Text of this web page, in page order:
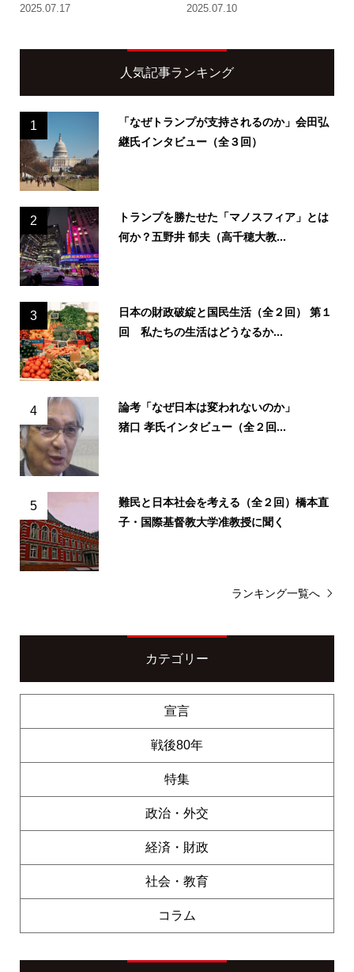
2025.07.17 2025.07.10
人気記事ランキング
1
「なぜトランプが支持されるのか」会田弘
継氏インタビュー（全３回）
2
トランプを勝たせた「マノスフィア」とは
何か？五野井 郁夫（高千穂大教...
3
日本の財政破綻と国民生活（全２回） 第１
回 私たちの生活はどうなるか...
4
論考「なぜ日本は変われないのか」
猪口 孝氏インタビュー（全２回...
5
難民と日本社会を考える（全２回）橋本直
子・国際基督教大学准教授に聞く
ランキング一覧へ
カテゴリー
宣言
戦後80年
特集
政治・外交
経済・財政
社会・教育
コラム